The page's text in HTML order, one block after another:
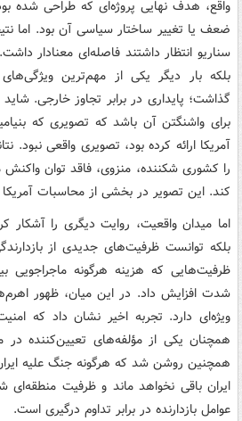
واقع، هدف نهایی پروژه‌ای که طراحی شده
ضعف یا تغییر ساختار سیاسی آن بود. اما
سناریو انتظار داشتند فاصله‌ای معنادار
بلکه بار دیگر یکی از مهم‌ترین
گذاشت؛ پایداری در برابر تجاوز خارجی.
برای واشنگتن آن باشد که تصویری که
آمریکا ارائه کرده بود، تصویری واقعی نبود.
را کشوری شکننده، منزوی، فاقد توان
کند. این تصویر در بخشی از محاسبات
اما میدان واقعیت، روایت دیگری را آشکار
بلکه توانست ظرفیت‌های جدیدی از
ظرفیت‌هایی که هزینه هرگونه ماجراجویی
شدت افزایش داد. در این میان، ظهور
ویژه‌ای دارد. تجربه اخیر نشان داد که
همچنان یکی از مؤلفه‌های تعیین‌کننده
همچنین روشن شد که هرگونه جنگ علیه ایران
ایران باقی نخواهد ماند و ظرفیت
عوامل بازدارنده در برابر تداوم درگیری است.